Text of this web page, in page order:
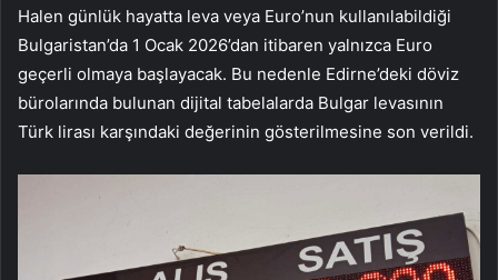
Halen günlük hayatta leva veya Euro’nun kullanılabildiği
Bulgaristan’da 1 Ocak 2026’dan itibaren yalnızca Euro
geçerli olmaya başlayacak. Bu nedenle Edirne’deki döviz
bürolarında bulunan dijital tabelalarda Bulgar levasının
Türk lirası karşındaki değerinin gösterilmesine son verildi.